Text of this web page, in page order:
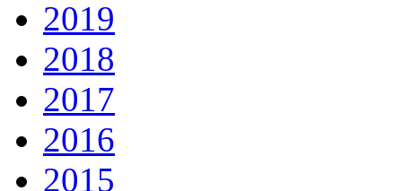
2019
2018
2017
2016
2015